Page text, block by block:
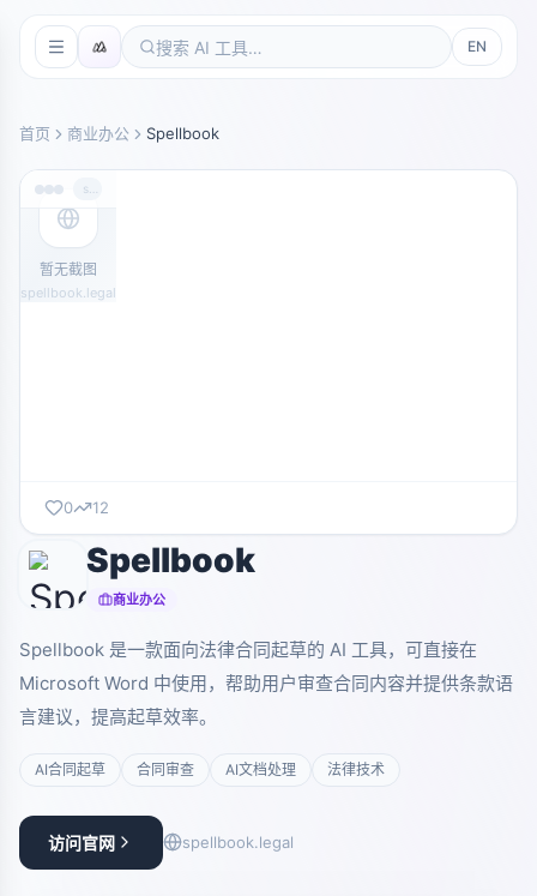
EN
首页 商业办公 Spellbook
暂无截图
spellbook.legal
0 12
Spellbook
商业办公
Spellbook 是一款面向法律合同起草的 AI 工具，可直接在
Microsoft Word 中使用，帮助用户审查合同内容并提供条款语
言建议，提高起草效率。
AI合同起草 合同审查 AI文档处理 法律技术
访问官网 spellbook.legal